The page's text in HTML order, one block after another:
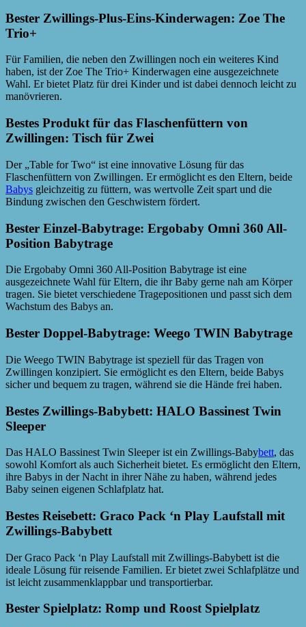
Bester Zwillings-Plus-Eins-Kinderwagen: Zoe The
Trio+
Für Familien, die neben den Zwillingen noch ein weiteres Kind
haben, ist der Zoe The Trio+ Kinderwagen eine ausgezeichnete
Wahl. Er bietet Platz für drei Kinder und ist dabei dennoch leicht zu
manövrieren.
Bestes Produkt für das Flaschenfüttern von
Zwillingen: Tisch für Zwei
Der „Table for Two“ ist eine innovative Lösung für das
Flaschenfüttern von Zwillingen. Er ermöglicht es den Eltern, beide
Babys gleichzeitig zu füttern, was wertvolle Zeit spart und die
Bindung zwischen den Geschwistern fördert.
Bester Einzel-Babytrage: Ergobaby Omni 360 All-
Position Babytrage
Die Ergobaby Omni 360 All-Position Babytrage ist eine
ausgezeichnete Wahl für Eltern, die ihr Baby gerne nah am Körper
tragen. Sie bietet verschiedene Tragepositionen und passt sich dem
Wachstum des Babys an.
Bester Doppel-Babytrage: Weego TWIN Babytrage
Die Weego TWIN Babytrage ist speziell für das Tragen von
Zwillingen konzipiert. Sie ermöglicht es den Eltern, beide Babys
sicher und bequem zu tragen, während sie die Hände frei haben.
Bestes Zwillings-Babybett: HALO Bassinest Twin
Sleeper
Das HALO Bassinest Twin Sleeper ist ein Zwillings-Babybett, das
sowohl Komfort als auch Sicherheit bietet. Es ermöglicht den Eltern,
ihre Babys in der Nacht in ihrer Nähe zu haben, während jedes
Baby seinen eigenen Schlafplatz hat.
Bestes Reisebett: Graco Pack ‘n Play Laufstall mit
Zwillings-Babybett
Der Graco Pack ‘n Play Laufstall mit Zwillings-Babybett ist die
ideale Lösung für reisende Familien. Er bietet zwei Schlafplätze und
ist leicht zusammenklappbar und transportierbar.
Bester Spielplatz: Romp und Roost Spielplatz